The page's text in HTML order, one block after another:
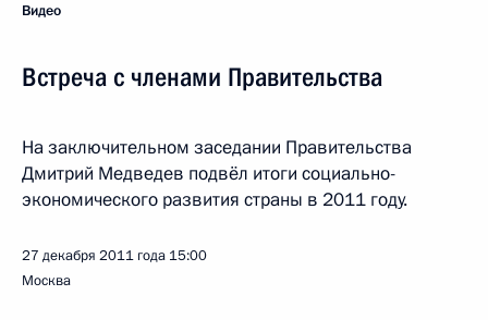
Видео
Встреча с членами Правительства
На заключительном заседании Правительства
Дмитрий Медведев подвёл итоги социально-
экономического развития страны в 2011 году.
27 декабря 2011 года 15:00
Москва